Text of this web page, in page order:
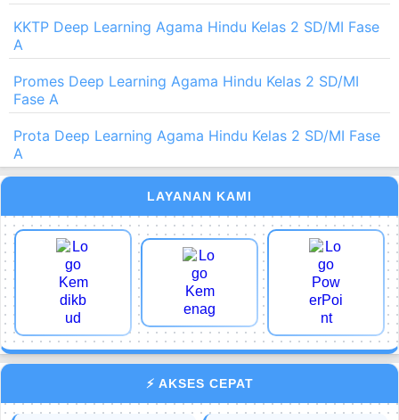
KKTP Deep Learning Agama Hindu Kelas 2 SD/MI Fase
A
Promes Deep Learning Agama Hindu Kelas 2 SD/MI
Fase A
Prota Deep Learning Agama Hindu Kelas 2 SD/MI Fase
A
LAYANAN KAMI
⚡ AKSES CEPAT